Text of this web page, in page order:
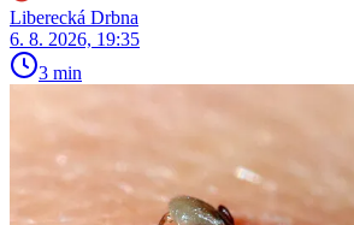
Liberecká Drbna
6. 8. 2026, 19:35
3 min